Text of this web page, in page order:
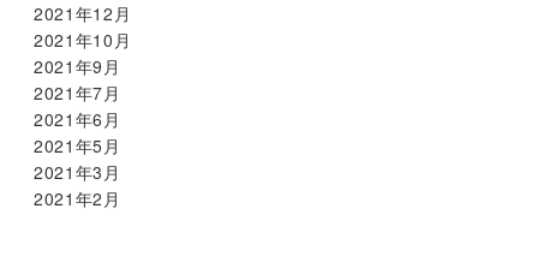
2021年12月
2021年10月
2021年9月
2021年7月
2021年6月
2021年5月
2021年3月
2021年2月